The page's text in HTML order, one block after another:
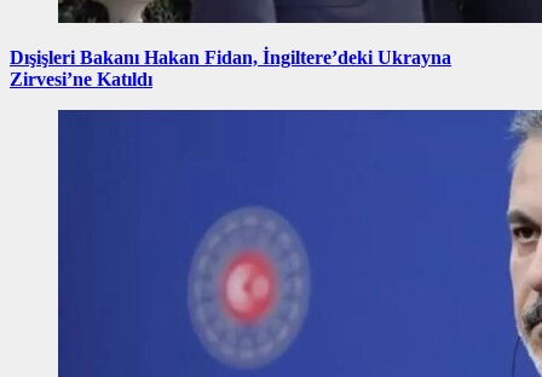
Dışişleri Bakanı Hakan Fidan, İngiltere’deki Ukrayna
Zirvesi’ne Katıldı